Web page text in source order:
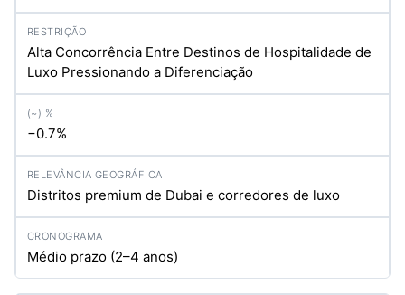
Alta Concorrência Entre Destinos de Hospitalidade de
Luxo Pressionando a Diferenciação
−0.7%
Distritos premium de Dubai e corredores de luxo
Médio prazo (2–4 anos)